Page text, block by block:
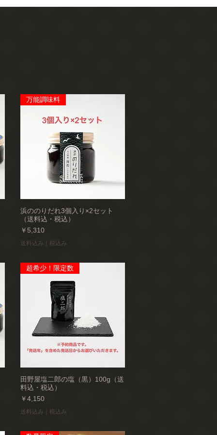
万能調味料
浜ののりだれ3個入り×2セット
（送料込・税込）
価格
￥5,310
送料込み｜税込み
超希少！限定数
田野屋塩二郎の塩（黒）100g（送
料込・税込）
価格
￥4,150
送料込み｜税込み